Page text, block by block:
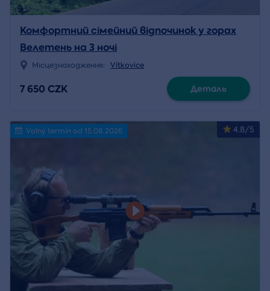
Комфортний сімейний відпочинок у горах
Велетень на 3 ночі
Місцезнаходження: Vítkovice
7 650 CZK Деталь
4.8/5
Volný termín od 15.08.2026